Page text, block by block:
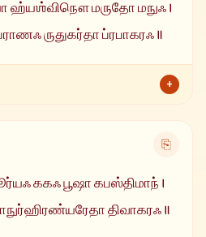
ஹ்யஶ்விநௌ மருதோ மநுஃ ।
ருதுகர்தா ப்ரபாகரஃ ॥
+
உயிர்மூச்சு, பருவகாலங்களின்⎘
ககஃ பூஷா கபஸ்திமாந் ।
திவாகரஃ ॥